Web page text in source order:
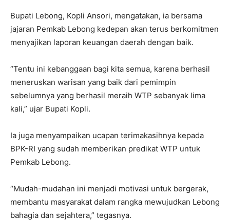
Bupati Lebong, Kopli Ansori, mengatakan, ia bersama
jajaran Pemkab Lebong kedepan akan terus berkomitmen
menyajikan laporan keuangan daerah dengan baik.
“Tentu ini kebanggaan bagi kita semua, karena berhasil
meneruskan warisan yang baik dari pemimpin
sebelumnya yang berhasil meraih WTP sebanyak lima
kali,” ujar Bupati Kopli.
Ia juga menyampaikan ucapan terimakasihnya kepada
BPK-RI yang sudah memberikan predikat WTP untuk
Pemkab Lebong.
“Mudah-mudahan ini menjadi motivasi untuk bergerak,
membantu masyarakat dalam rangka mewujudkan Lebong
bahagia dan sejahtera,” tegasnya.